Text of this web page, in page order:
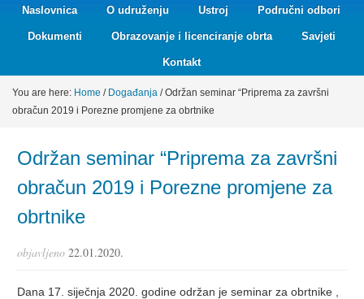
Naslovnica O udruženju Ustroj Područni odbori
Dokumenti Obrazovanje i licenciranje obrta Savjeti
Kontakt
You are here: Home / Događanja /Održan seminar “Priprema za završni
obračun 2019 i Porezne promjene za obrtnike
Održan seminar “Priprema za završni
obračun 2019 i Porezne promjene za
obrtnike
objavljeno 22.01.2020.
Dana 17. siječnja 2020. godine održan je seminar za obrtnike ,